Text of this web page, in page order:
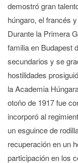
demostró gran
húngaro, el francés
Durante la Primera
familia en Budapest
secundarios y se
hostilidades
la Academia
otoño de 1917 fue
incorporó al
un esguince de
recuperación en un
participación en los